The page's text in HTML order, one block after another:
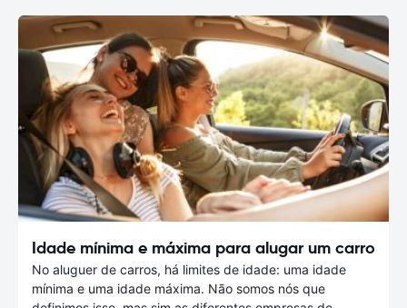
Idade mínima e máxima para alugar um carro
No aluguer de carros, há limites de idade: uma idade
mínima e uma idade máxima. Não somos nós que